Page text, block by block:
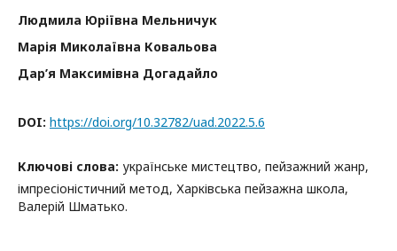
Людмила Юріївна Мельничук
Марія Миколаївна Ковальова
Дар’я Максимівна Догадайло
DOI: https://doi.org/10.32782/uad.2022.5.6
Ключові слова: українське мистецтво, пейзажний жанр,
імпресіоністичний метод, Харківська пейзажна школа,
Валерій Шматько.